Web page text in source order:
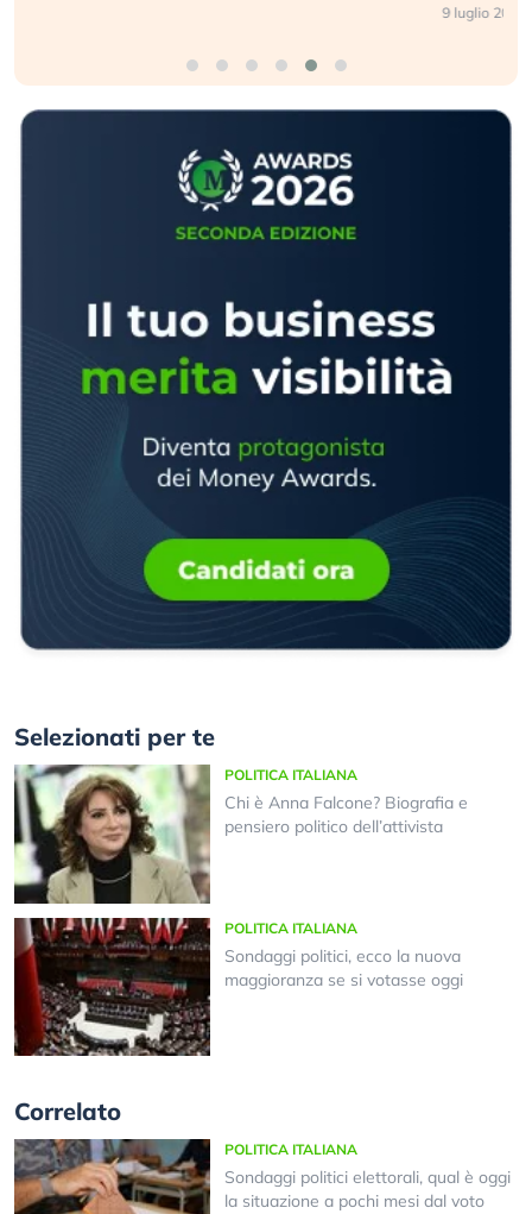
Selezionati per te
POLITICA ITALIANA
Chi è Anna Falcone? Biografia e
pensiero politico dell’attivista
POLITICA ITALIANA
Sondaggi politici, ecco la nuova
maggioranza se si votasse oggi
Correlato
POLITICA ITALIANA
Sondaggi politici elettorali, qual è oggi
la situazione a pochi mesi dal voto